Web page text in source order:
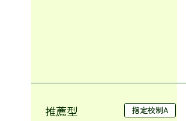
推薦型
指定校制A